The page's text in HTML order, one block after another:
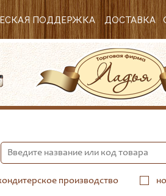
ПОДДЕРЖКА ДОСТАВКА
производство